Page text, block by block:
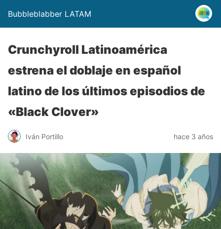
Bubbleblabber LATAM
Crunchyroll Latinoamérica
estrena el doblaje en español
latino de los últimos episodios de
«Black Clover»
Iván Portillo hace 3 años